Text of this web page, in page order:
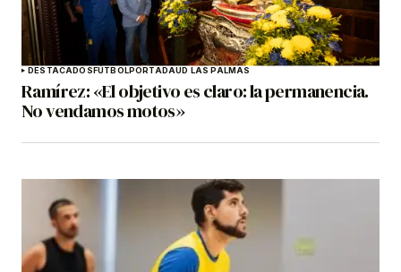
DESTACADOSFÚTBOLPORTADAUD LAS PALMAS
Ramírez: «El objetivo es claro: la permanencia.
No vendamos motos»